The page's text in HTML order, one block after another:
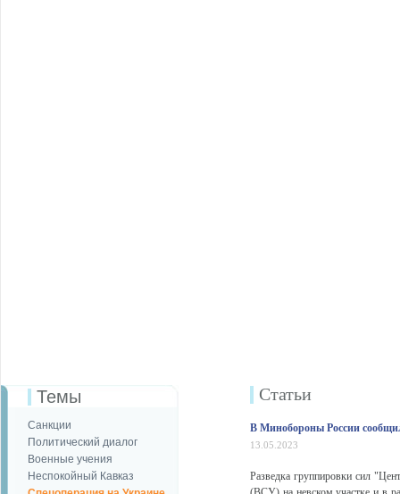
Темы
Санкции
Политический диалог
Военные учения
Неспокойный Кавказ
Статьи
В Минобороны России
13.05.2023
Разведка группировки сил